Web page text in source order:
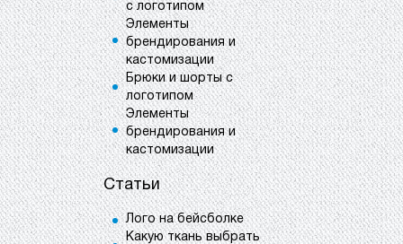
с логотипом
Элементы
брендирования и
кастомизации
Брюки и шорты с
логотипом
Элементы
брендирования и
кастомизации
Статьи
Лого на бейсболке
Какую ткань выбрать